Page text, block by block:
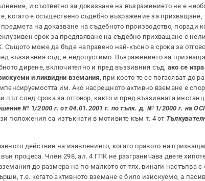
и съответно за доказване на възражението не е
когато е осъществено съдебно възражение за
предмета на доказване на съдебното производство,
срок за предявяване на съдебно прихващане с
Същото може да бъде направено най-късно в срока за
въззивния съд, е недопустимо. Възражението за
дирене, включително и пред въззивния съд, ако се
и ликвидни вземания , при което те се погасяват до
им. Ако насрещното активно вземане е
път след срока за отговор, както и пред въззивната
№ 1/2000 г. от 04.01.2001 г. по тълк. д. № 1/2000 г. на
положения са изтъкнати в мотивите към т. 4 от
действие на изявлението, когато правото на
процеса. Член 298, ал. 4 ГПК не разграничава двете
до размера на по-малкото от тях, винаги настъпва
т.е. когато активното вземане е било изискуемо, а